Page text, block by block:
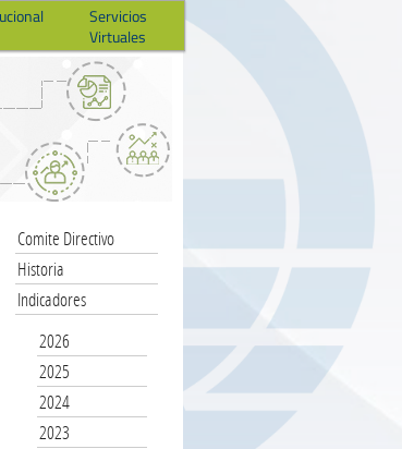
Servicios
Virtuales
Comite Directivo
Historia
Indicadores
2026
2025
2024
2023